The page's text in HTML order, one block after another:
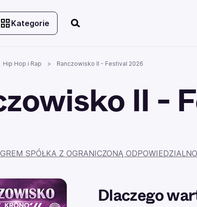
Kategorie
Hip Hop i Rap Ranczowisko II - Festival 2026
II -
SPÓŁKA Z OGRANICZONĄ
Dlaczego